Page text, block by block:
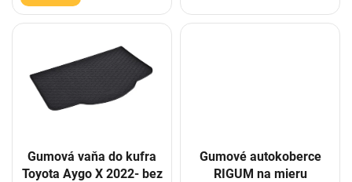
Gumová vaňa do kufra
Toyota Aygo X 2022- bez
Gumové autokoberce
RIGUM na mieru